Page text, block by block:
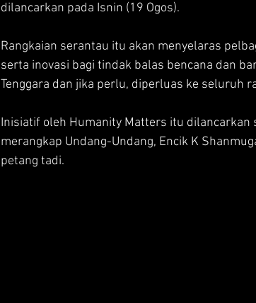
dilancarkan pada Isnin (19 Ogos).
Rangkaian serantau itu akan menyelaras
serta inovasi bagi tindak balas bencana dan
Tenggara dan jika perlu, diperluas ke seluruh
Inisiatif oleh Humanity Matters itu dilancarkan
merangkap Undang-Undang, Encik K
petang tadi.